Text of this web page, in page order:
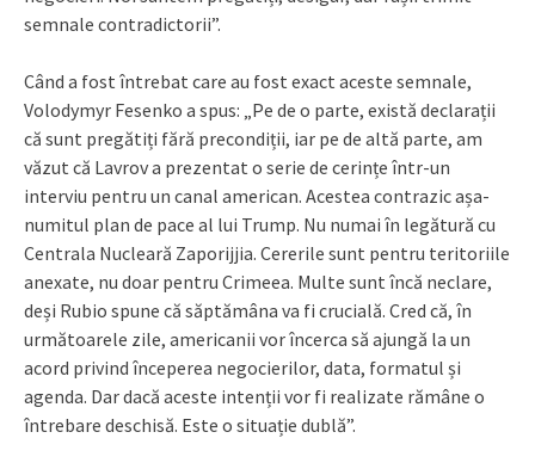
semnale contradictorii”.
Când a fost întrebat care au fost exact aceste semnale,
Volodymyr Fesenko a spus: „Pe de o parte, există declarații
că sunt pregătiți fără precondiții, iar pe de altă parte, am
văzut că Lavrov a prezentat o serie de cerințe într-un
interviu pentru un canal american. Acestea contrazic așa-
numitul plan de pace al lui Trump. Nu numai în legătură cu
Centrala Nucleară Zaporijjia. Cererile sunt pentru teritoriile
anexate, nu doar pentru Crimeea. Multe sunt încă neclare,
deși Rubio spune că săptămâna va fi crucială. Cred că, în
următoarele zile, americanii vor încerca să ajungă la un
acord privind începerea negocierilor, data, formatul și
agenda. Dar dacă aceste intenții vor fi realizate rămâne o
întrebare deschisă. Este o situație dublă”.